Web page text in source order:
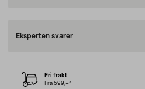
Eksperten svarer
Fri frakt
Fra 599,–*